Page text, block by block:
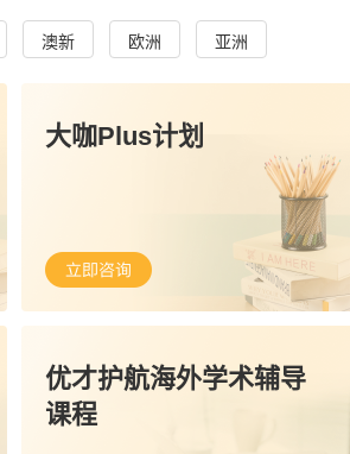
澳新 欧洲 亚洲
大咖Plus计划
优才护航海外学术辅导
课程